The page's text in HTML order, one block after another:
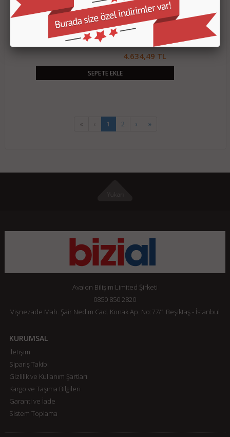
MSI MPG EZ120 ARGB-3B SİYAH KASA FANI
4.634,49 TL
SEPETE EKLE
« ‹ 1 2 › »
Avalon Bilişim Limited Şirketi
0850 850 2820
Vişnezade Mah. Şair Nedim Cad. Konak Ap. No:77/1 Beşiktaş - İstanbul
KURUMSAL
İletişim
Sipariş Takibi
Gizlilik ve Kullanım Şartları
Kargo ve Taşıma Bilgileri
Garanti ve İade
Sistem Toplama